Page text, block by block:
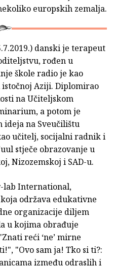
europskih zemalja.
danski je terapeut
rođen u
škole radio je kao
Aziji. Diplomirao
na Učiteljskom
a potom je
ideja na Sveučilištu
učitelj, socijalni radnik i
stječe obrazovanje u
Nizozemskoj i SAD-u.
lab International,
održava edukativne
organizacije diljem
u kojima obrađuje
reći ‘ne’ mirne
"Ovo sam ja! Tko si ti?:
između odraslih i